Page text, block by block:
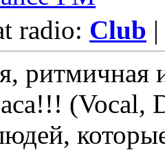
radio: Club
ритмичная
(Vocal,